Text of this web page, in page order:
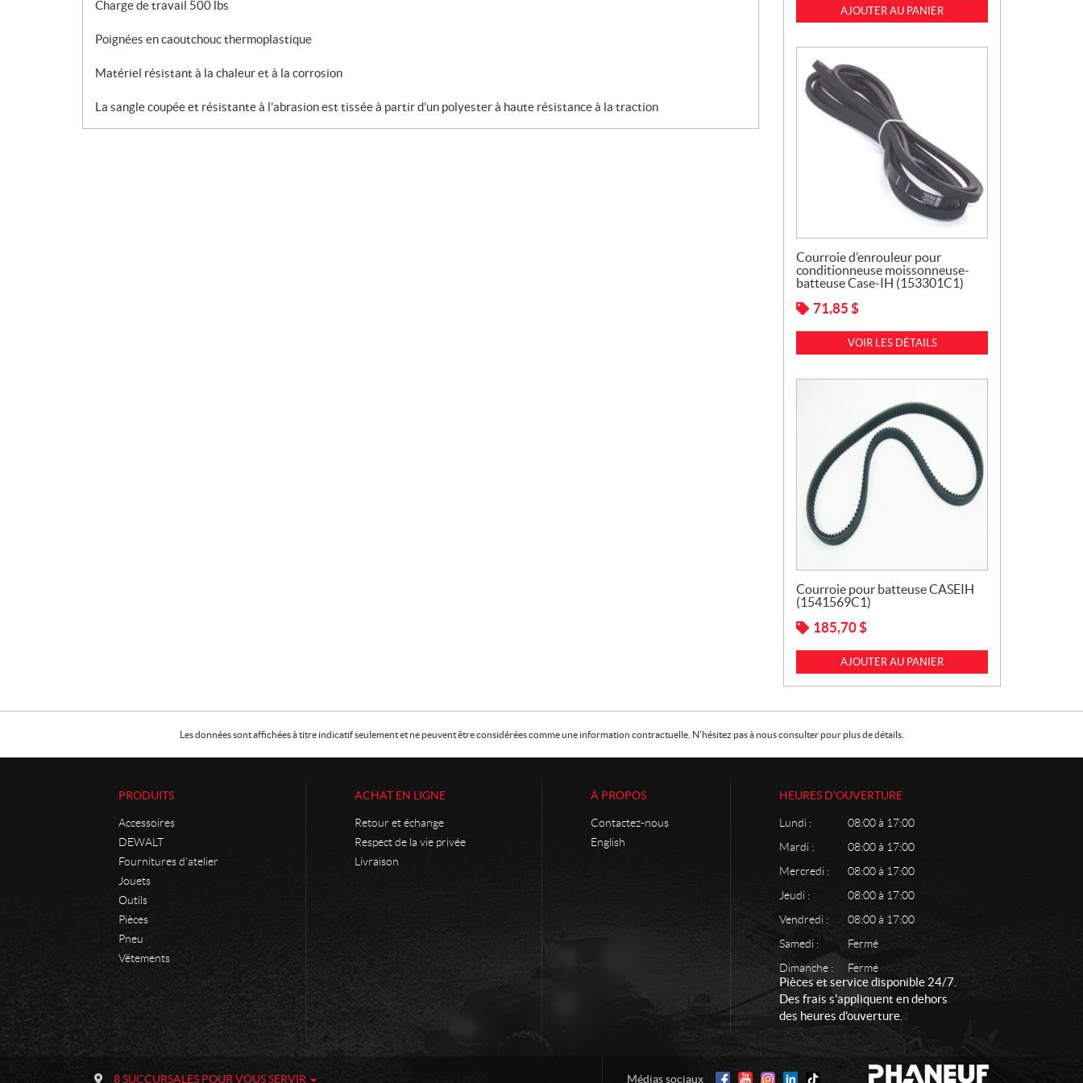
Charge de travail 500 lbs
Poignées en caoutchouc thermoplastique
Matériel résistant à la chaleur et à la corrosion
La sangle coupée et résistante à l’abrasion est tissée à partir d’un polyester à haute résistance à la traction
AJOUTER AU PANIER
Courroie d’enrouleur pour
conditionneuse moissonneuse-
batteuse Case-IH (153301C1)
71,85 $
VOIR LES DÉTAILS
Courroie pour batteuse CASEIH
(1541569C1)
185,70$
AJOUTER AU PANIER
Les données sont affichées à titre indicatif seulement et ne peuvent être considérées comme une information contractuelle. N'hésitez pas à nous consulter pour plus de détails.
PRODUITS
Accessoires
DEWALT
Fournitures d'atelier
Jouets
Outils
Pièces
Pneu
Vêtements
ACHAT EN LIGNE
Retour et échange
Respect de la vie privée
Livraison
À PROPOS
Contactez-nous
English
HEURES D'OUVERTURE
Lundi :
08:00 à 17:00
Mardi :
08:00 à 17:00
Mercredi :
08:00 à 17:00
Jeudi :
08:00 à 17:00
Vendredi :
08:00 à 17:00
Samedi :
Fermé
Dimanche :
Fermé
Pièces et service disponible 24/7.
Des frais s'appliquent en dehors
des heures d'ouverture.
8 SUCCURSALES POUR VOUS SERVIR Médias sociaux